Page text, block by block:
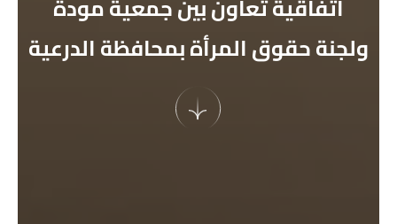
اتفاقية تعاون بين جمعية مودة
ولجنة حقوق المرأة بمحافظة الدرعية